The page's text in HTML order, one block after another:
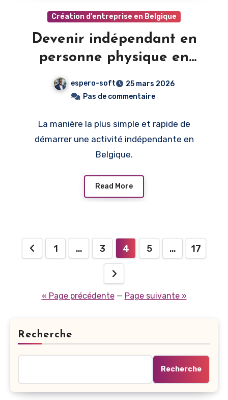
Création d'entreprise en Belgique
Devenir indépendant en
personne physique en
Belgique : le guide
simplifié
espero-soft
25 mars 2026
Pas de commentaire
La manière la plus simple et rapide de
démarrer une activité indépendante en
Belgique.
Read More
Posts
1 … 3 4 5 … 17
« Page précédente— Page suivante »
Recherche
Recherche